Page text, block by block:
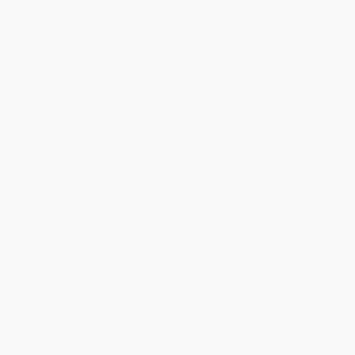
les éléments naturels et culturels de valeur de la
les ensembles urbains, les cabanons de montagne et
et d’admiration pour Lecina, Il est l’auteur des